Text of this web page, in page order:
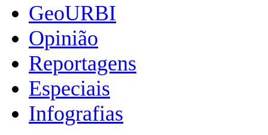
GeoURBI
Opinião
Reportagens
Especiais
Infografias